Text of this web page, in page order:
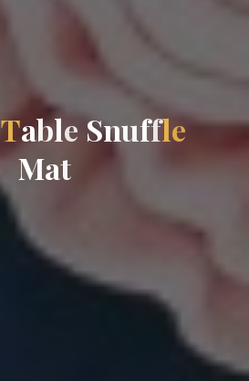
Table Snuffle
Mat